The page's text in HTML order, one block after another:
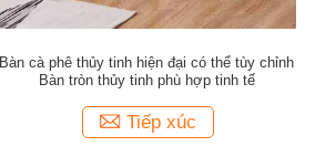
Bàn cà phê thủy tinh hiện đại có thể tùy chỉnh
Bàn tròn thủy tinh phù hợp tinh tế
Tiếp xúc